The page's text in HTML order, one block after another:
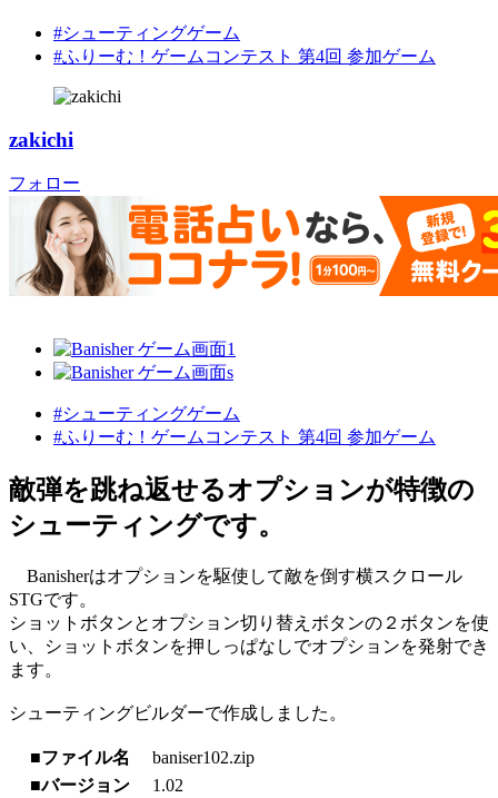
#シューティングゲーム
#ふりーむ！ゲームコンテスト 第4回 参加ゲーム
zakichi
フォロー
#シューティングゲーム
#ふりーむ！ゲームコンテスト 第4回 参加ゲーム
敵弾を跳ね返せるオプションが特徴の
シューティングです。
Banisherはオプションを駆使して敵を倒す横スクロール
STGです。
ショットボタンとオプション切り替えボタンの２ボタンを使
い、ショットボタンを押しっぱなしでオプションを発射でき
ます。
シューティングビルダーで作成しました。
■ファイル名
baniser102.zip
■バージョン
1.02